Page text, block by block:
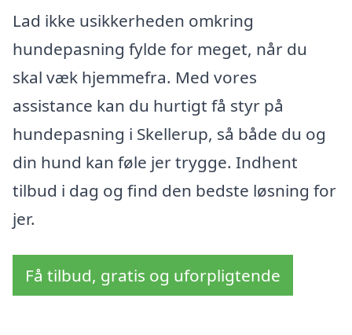
Lad ikke usikkerheden omkring
hundepasning fylde for meget, når du
skal væk hjemmefra. Med vores
assistance kan du hurtigt få styr på
hundepasning i Skellerup, så både du og
din hund kan føle jer trygge. Indhent
tilbud i dag og find den bedste løsning for
jer.
Få tilbud, gratis og uforpligtende